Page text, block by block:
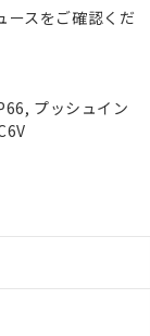
ースをご確認くだ
プッシュイン